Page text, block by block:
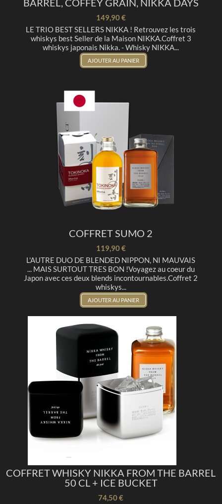
149,90 €
LE TRIO BEST SELLERS NIKKA ! Retrouvez les trois
whiskys best Seller de la Maison NIKKA.Coffret 3
whiskys japonais Nikka. - Whisky NIKKA...
AJOUTER AU PANIER
COFFRET SUMO 2
119,90 €
L'AUTRE DUO DE BLENDED NIPPON, NI MAUVAIS
... MAIS SURTOUT TRES BON !Voyagez au coeur du
Japon avec ces deux blends incontournables.Coffret 2
whiskys...
AJOUTER AU PANIER
COFFRET WHISKY NIKKA FROM THE BARREL
50 CL + ICE BUCKET
74,50 €